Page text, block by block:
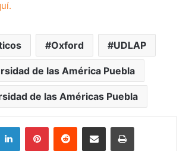
Oxford UDLAP
de las América Puebla
de las Américas Puebla
LinkedInPinterestReddit Share via Email Print